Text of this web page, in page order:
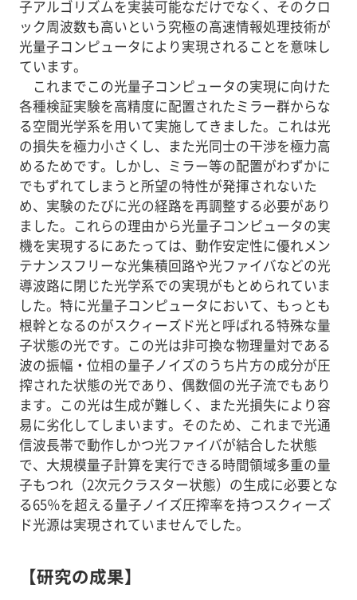
子アルゴリズムを実装可能なだけでなく、そのクロ
ック周波数も高いという究極の高速情報処理技術が
光量子コンピュータにより実現されることを意味し
ています。
これまでこの光量子コンピュータの実現に向けた
各種検証実験を高精度に配置されたミラー群からな
る空間光学系を用いて実施してきました。これは光
の損失を極力小さくし、また光同士の干渉を極力高
めるためです。しかし、ミラー等の配置がわずかに
でもずれてしまうと所望の特性が発揮されないた
め、実験のたびに光の経路を再調整する必要があり
ました。これらの理由から光量子コンピュータの実
機を実現するにあたっては、動作安定性に優れメン
テナンスフリーな光集積回路や光ファイバなどの光
導波路に閉じた光学系での実現がもとめられていま
した。特に光量子コンピュータにおいて、もっとも
根幹となるのがスクィーズド光と呼ばれる特殊な量
子状態の光です。この光は非可換な物理量対である
波の振幅・位相の量子ノイズのうち片方の成分が圧
搾された状態の光であり、偶数個の光子流でもあり
ます。この光は生成が難しく、また光損失により容
易に劣化してしまいます。そのため、これまで光通
信波長帯で動作しかつ光ファイバが結合した状態
で、大規模量子計算を実行できる時間領域多重の量
子もつれ（2次元クラスター状態）の生成に必要とな
る65％を超える量子ノイズ圧搾率を持つスクィーズ
ド光源は実現されていませんでした。
【研究の成果】